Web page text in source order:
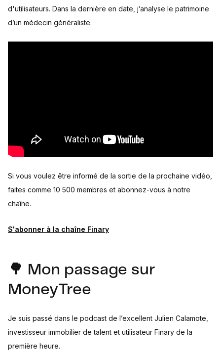
d'utilisateurs. Dans la dernière en date, j’analyse le patrimoine
d’un médecin généraliste.
Si vous voulez être informé de la sortie de la prochaine vidéo,
faites comme 10 500 membres et abonnez-vous à notre
chaîne.
S'abonner à la chaîne Finary
🌳 Mon passage sur
MoneyTree
Je suis passé dans le podcast de l’excellent Julien Calamote,
investisseur immobilier de talent et utilisateur Finary de la
première heure.